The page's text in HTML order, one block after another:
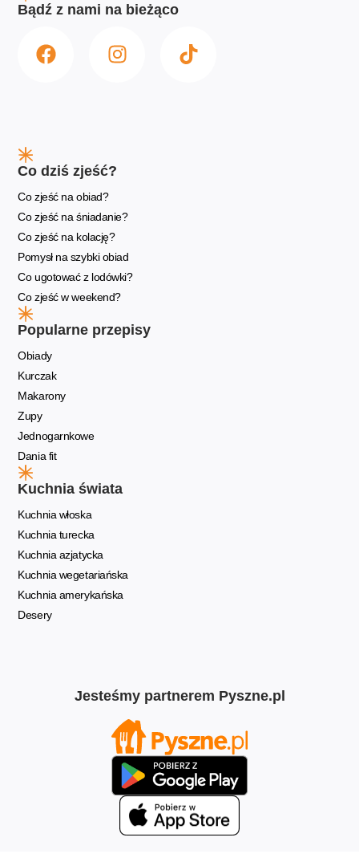
Bądź z nami na bieżąco
Co dziś zjeść?
Co zjeść na obiad?
Co zjeść na śniadanie?
Co zjeść na kolację?
Pomysł na szybki obiad
Co ugotować z lodówki?
Co zjeść w weekend?
Popularne przepisy
Obiady
Kurczak
Makarony
Zupy
Jednogarnkowe
Dania fit
Kuchnia świata
Kuchnia włoska
Kuchnia turecka
Kuchnia azjatycka
Kuchnia wegetariańska
Kuchnia amerykańska
Desery
Jesteśmy partnerem Pyszne.pl